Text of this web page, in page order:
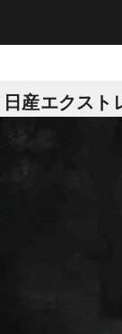
日産エクスト